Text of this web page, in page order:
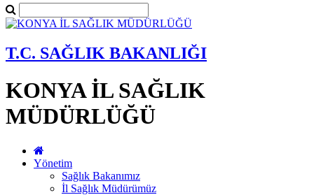
T.C. SAĞLIK BAKANLIĞI
KONYA İL SAĞLIK
MÜDÜRLÜĞÜ
Yönetim
Sağlık Bakanımız
İl Sağlık Müdürümüz